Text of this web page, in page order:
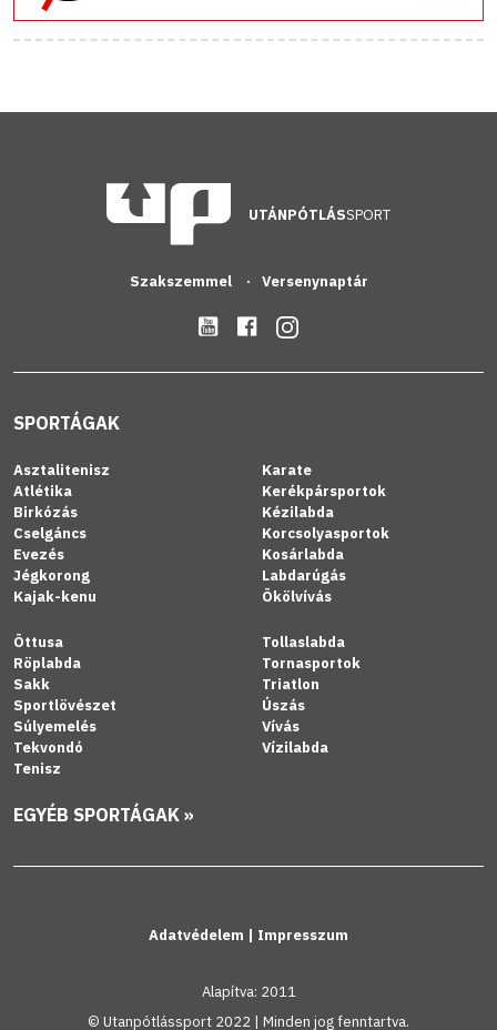
UTÁNPÓTLÁSSPORT
Szakszemmel Versenynaptár
SPORTÁGAK
Asztalitenisz
Atlétika
Birkózás
Cselgáncs
Evezés
Jégkorong
Kajak-kenu
Karate
Kerékpársportok
Kézilabda
Korcsolyasportok
Kosárlabda
Labdarúgás
Ökölvívás
Öttusa
Röplabda
Sakk
Sportlövészet
Súlyemelés
Tekvondó
Tenisz
Tollaslabda
Tornasportok
Triatlon
Úszás
Vívás
Vízilabda
EGYÉB SPORTÁGAK »
Adatvédelem | Impresszum
Alapítva: 2011
© Utanpótlássport 2022 | Minden jog fenntartva.